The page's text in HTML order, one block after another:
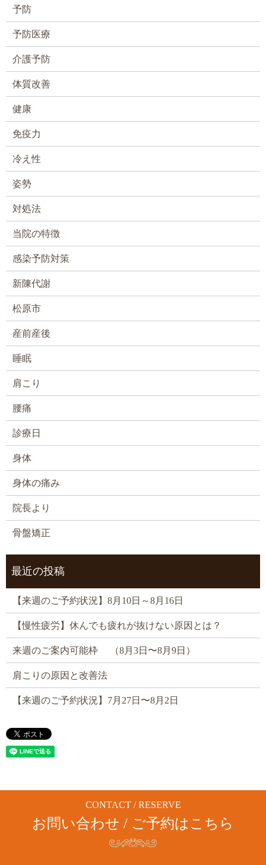
予防
予防医療
介護予防
体質改善
健康
免疫力
冷え性
姿勢
対処法
当院の特徴
感染予防対策
新陳代謝
松原市
産前産後
睡眠
肩こり
腰痛
診療日
身体
身体の痛み
院長より
骨盤矯正
最近の投稿
【来週のご予約状況】8月10日～8月16日
【慢性疲労】休んでも疲れが抜けない原因とは？
来週のご案内可能枠 （8月3日〜8月9日）
肩こりの原因と改善法
【来週のご予約状況】7月27日〜8月2日
CONTACT / RESERVE
お問い合わせ / ご予約はこちら